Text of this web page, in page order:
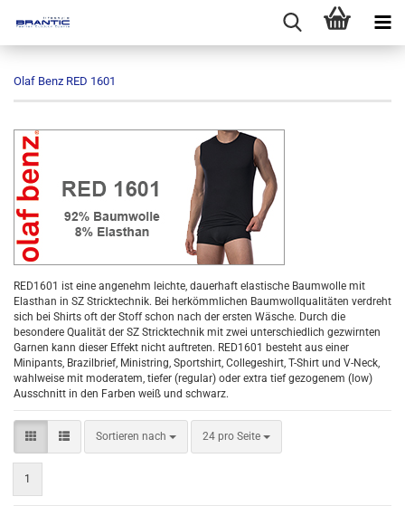
Olaf Benz RED 1601
RED1601 ist eine angenehm leichte, dauerhaft elastische Baumwolle mit
Elasthan in SZ Stricktechnik. Bei herkömmlichen Baumwollqualitäten verdreht
sich bei Shirts oft der Stoff schon nach der ersten Wäsche. Durch die
besondere Qualität der SZ Stricktechnik mit zwei unterschiedlich gezwirnten
Garnen kann dieser Effekt nicht auftreten. RED1601 besteht aus einer
Minipants, Brazilbrief, Ministring, Sportshirt, Collegeshirt, T-Shirt und V-Neck,
wahlweise mit moderatem, tiefer (regular) oder extra tief gezogenem (low)
Ausschnitt in den Farben weiß und schwarz.
Sortieren nach
Sortieren nach 24 pro Seite
pro Seite
1